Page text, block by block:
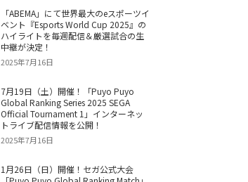
「ABEMA」にて世界最大のeスポーツイ
ベント『Esports World Cup 2025』の
ハイライトを毎週配信＆厳選試合の生
中継が決定！
2025年7月16日
7月19日（土）開催！「Puyo Puyo
Global Ranking Series 2025 SEGA
Official Tournament 1」インターネッ
トライブ配信情報を公開！
2025年7月16日
1月26日（日）開催！セガ公式大会